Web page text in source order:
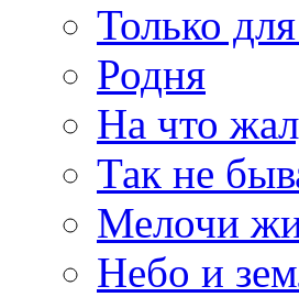
Только
Родня
На что
Так не
Мелочи
Небо и